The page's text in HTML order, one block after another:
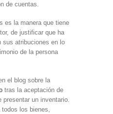
de cuentas.
es la manera que tiene
de justificar que ha
sus atribuciones en lo
de la persona
el blog sobre la
tras la aceptación de
presentar un inventario.
los bienes,